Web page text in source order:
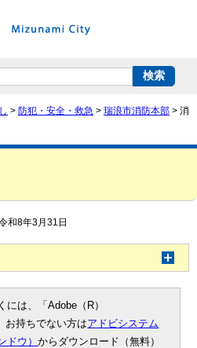
> 防犯・安全・救急 > 瑞浪市消防本部 > 消
和8年3月31日
には、「Adobe（R）
お持ちでない方はアドビシステム
ドウ）からダウンロード（無料）